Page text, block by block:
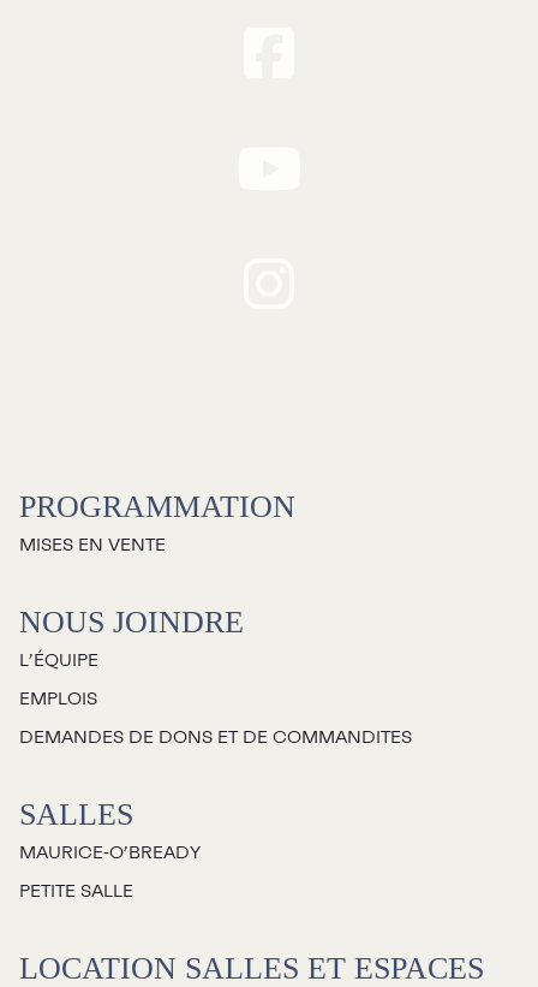
PROGRAMMATION
MISES EN VENTE
NOUS JOINDRE
L’ÉQUIPE
EMPLOIS
DEMANDES DE DONS ET DE COMMANDITES
SALLES
MAURICE‑O’BREADY
PETITE SALLE
LOCATION SALLES ET ESPACES